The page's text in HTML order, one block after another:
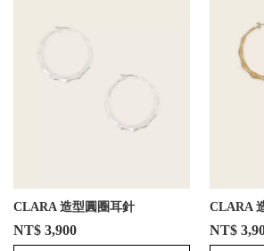
CLARA 造型圓圈耳針
NT$ 3,900
CLARA
NT$